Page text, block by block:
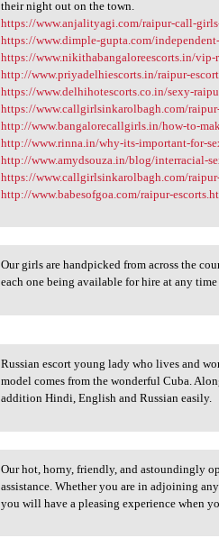
their night out on the town.
https://www.anjalityagi.com/raipur-call-
https://www.dimple-gupta.com/
https://www.nikithabangaloreescorts.in/vip-
http://www.priyadelhiescorts.in/raipur-
https://www.delhihotescorts.co.in/sexy-
https://www.callgirlsinkarolbagh.com/
http://www.bangalorecallgirls.in/how-to-
http://www.rinna.in/why-its-important-for-
http://www.amydsouza.in/blog/interracial-
https://www.callgirlsinkarolbagh.com/
http://www.babesofgoa.com/raipur-
Our girls are handpicked from
Our girls are handpicked from across the
each one being available for hire at any
Russian escort young lady who
Russian escort young lady who lives and
model comes from the wonderful Cuba.
addition Hindi, English and Russian easily.
Our hot, horny, friendly, and
Our hot, horny, friendly, and astoundingly
assistance. Whether you are in adjoining
you will have a pleasing experience when